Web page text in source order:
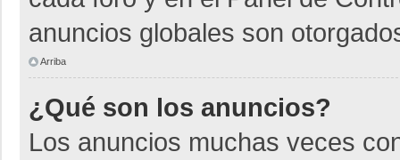
anuncios globales son
Arriba
¿Qué son los anuncios?
Los anuncios muchas veces